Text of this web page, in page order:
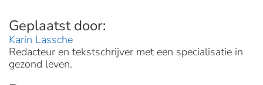
Karin Lassche
Redacteur en tekstschrijver met een specialisatie in
gezond leven.